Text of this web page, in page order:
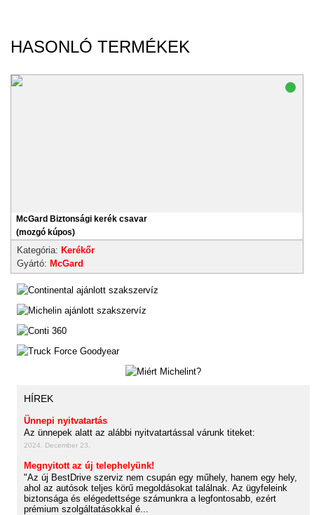
HASONLÓ TERMÉKEK
McGard Biztonsági kerék csavar
(mozgó kúpos)
Kategória: Kerékőr
Gyártó: McGard
HÍREK
Ünnepi nyitvatartás
Az ünnepek alatt az alábbi nyitvatartással várunk titeket:
2024. December 23.
Megnyitott az új telephelyünk!
"Az új BestDrive szerviz nem csupán egy műhely, hanem egy hely,
ahol az autósok teljes körű megoldásokat találnak. Az ügyfeleink
biztonsága és elégedettsége számunkra a legfontosabb, ezért
prémium szolgáltatásokkal é...